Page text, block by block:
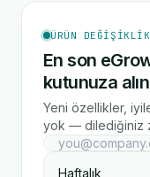
ÜRÜN DEĞIŞIKLIK
En son
kutunuza
Yeni özellikler,
yok — dilediğiniz